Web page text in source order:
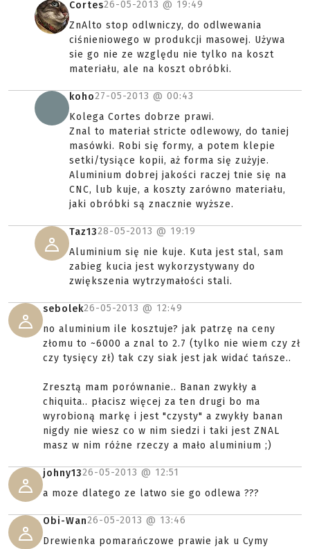
Cortes26-05-2013 @ 19:49
ZnAlto stop odlwniczy, do odlwewania
ciśnieniowego w produkcji masowej. Używa
sie go nie ze względu nie tylko na koszt
materiału, ale na koszt obróbki.
koho27-05-2013 @ 00:43
Kolega Cortes dobrze prawi.
Znal to materiał stricte odlewowy, do taniej
masówki. Robi się formy, a potem klepie
setki/tysiące kopii, aż forma się zużyje.
Aluminium dobrej jakości raczej tnie się na
CNC, lub kuje, a koszty zarówno materiału,
jaki obróbki są znacznie wyższe.
Taz1328-05-2013 @ 19:19
Aluminium się nie kuje. Kuta jest stal, sam
zabieg kucia jest wykorzystywany do
zwiększenia wytrzymałości stali.
sebolek26-05-2013 @ 12:49
no aluminium ile kosztuje? jak patrzę na ceny
złomu to ~6000 a znal to 2.7 (tylko nie wiem czy zł
czy tysięcy zł) tak czy siak jest jak widać tańsze..
Zresztą mam porównanie.. Banan zwykły a
chiquita.. płacisz więcej za ten drugi bo ma
wyrobioną markę i jest "czysty" a zwykły banan
nigdy nie wiesz co w nim siedzi i taki jest ZNAL
masz w nim różne rzeczy a mało aluminium ;)
johny1326-05-2013 @ 12:51
a moze dlatego ze latwo sie go odlewa ???
Obi-Wan26-05-2013 @ 13:46
Drewienka pomarańczowe prawie jak u Cymy